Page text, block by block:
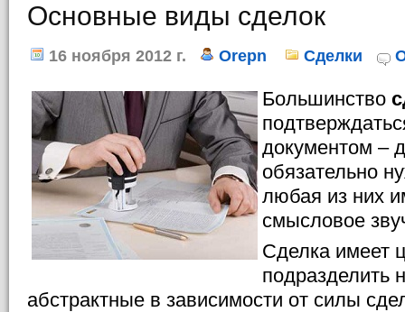
Основные виды сделок
16 ноября 2012 г. Orepn Сделки
Большинство
документом –
обязательно
любая из них
смысловое
Сделка имеет
подразделить
абстрактные в зависимости от силы